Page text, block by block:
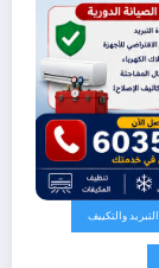
التبريد والتكييف